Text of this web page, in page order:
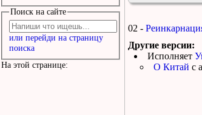
02 -
Другие версии:
Исполняет
О Китай с
Поиск на сайте
или перейди на страницу
поиска
На этой странице: